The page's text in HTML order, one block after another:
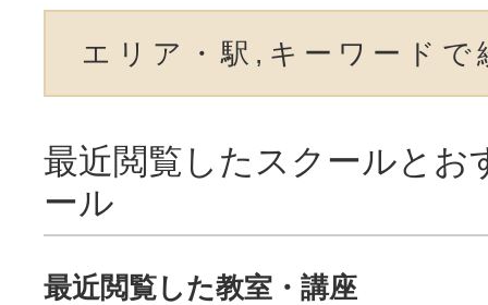
エリア・駅,キーワードで
最近閲覧したスクールとお
ール
最近閲覧した教室・講座